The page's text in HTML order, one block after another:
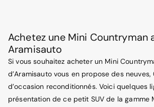
Achetez une Mini Countryman
Aramisauto
Si vous souhaitez acheter un Mini
d’Aramisauto vous en propose des neuves,
d’occasion reconditionnés. Voici quelques
présentation de ce petit SUV de la gamme